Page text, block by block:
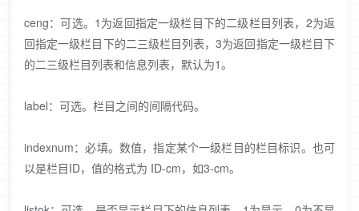
ceng：可选。1为返回指定一级栏目下的二级栏目列表，2为返
回指定一级栏目下的二三级栏目列表，3为返回指定一级栏目下
的二三级栏目列表和信息列表，默认为1。
label：可选。栏目之间的间隔代码。
indexnum：必填。数值，指定某个一级栏目的栏目标识。也可
以是栏目ID，值的格式为 ID-cm，如3-cm。